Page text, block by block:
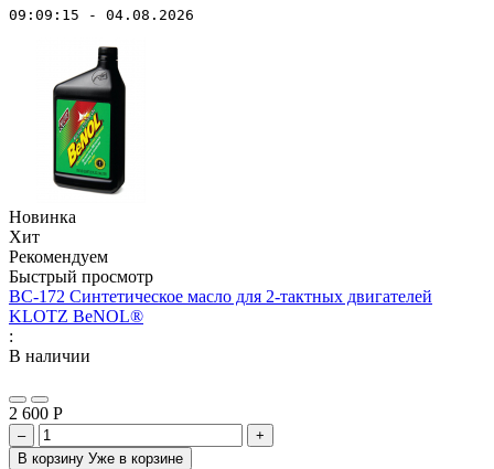
09:09:15 - 04.08.2026
Новинка
Хит
Рекомендуем
Быстрый просмотр
BC-172 Синтетическое масло для 2-тактных двигателей
KLOTZ BeNOL®
:
В наличии
2 600 Р
–
+
В корзину Уже в корзине